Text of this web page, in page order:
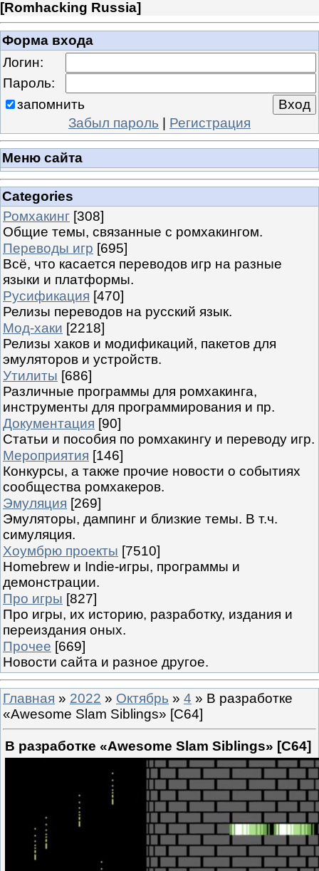
[Romhacking Russia]
Форма входа
Логин:
Пароль:
запомнить
Забыл пароль | Регистрация
Меню сайта
Categories
Ромхакинг [308]
Общие темы, связанные с ромхакингом.
Переводы игр [695]
Всё, что касается переводов игр на разные
языки и платформы.
Русификация [470]
Релизы переводов на русский язык.
Мод-хаки [2218]
Релизы хаков и модификаций, пакетов для
эмуляторов и устройств.
Утилиты [686]
Различные программы для ромхакинга,
инструменты для программирования и пр.
Документация [90]
Статьи и пособия по ромхакингу и переводу игр.
Мероприятия [146]
Конкурсы, а также прочие новости о событиях
сообщества ромхакеров.
Эмуляция [269]
Эмуляторы, дампинг и близкие темы. В т.ч.
симуляция.
Хоумбрю проекты [7510]
Homebrew и Indie-игры, программы и
демонстрации.
Про игры [827]
Про игры, их историю, разработку, издания и
переиздания оных.
Прочее [669]
Новости сайта и разное другое.
Главная » 2022 » Октябрь » 4 » В разработке
«Awesome Slam Siblings» [C64]
В разработке «Awesome Slam Siblings» [C64]